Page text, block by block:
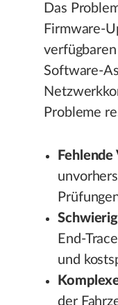
Das
Firmware-
Software-
Probleme
End-
und
der